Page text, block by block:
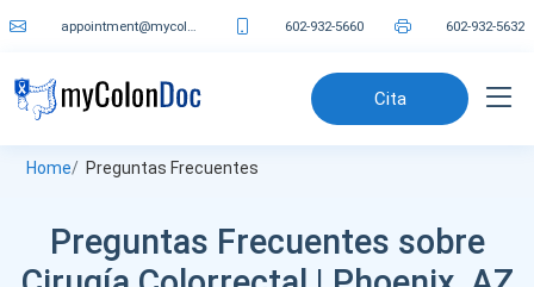
602-932-5660 602-932-5632
Cita
Home Preguntas Frecuentes
Preguntas Frecuentes sobre